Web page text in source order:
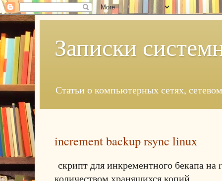
Записки
Статьи о компьютерных сетях,
increment backup rsync linux
скрипт для инкрементного бекапа
количеством хранящихся копий